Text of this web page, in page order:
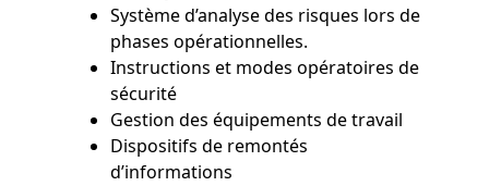
Système d’analyse des risques lors de
phases opérationnelles.
Instructions et modes opératoires de
sécurité
Gestion des équipements de travail
Dispositifs de remontés
d’informations